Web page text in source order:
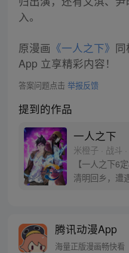
入。
原漫画 《一人之下》
App 立享精彩内容！
答案问题点击 举报反馈
提到的作品
一人之下
米橙子 · 战斗
【一人之下6
清明回乡，遭
密，张楚岚的
同踏上“异人”之
腾讯动漫App
海量正版漫画畅快看